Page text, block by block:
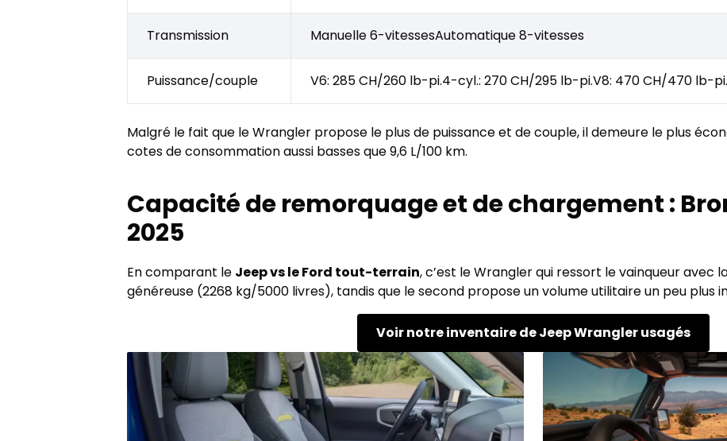
Transmission Manuelle 6-vitessesAutomatique 8-vitesses
Puissance/couple V6: 285 CH/260 lb-pi.4-cyl.: 270 CH/295 lb-pi.V8: 470 CH/470 lb-pi.
Malgré le fait que le Wrangler propose le plus de puissance et de couple, il demeure le plus
cotes de consommation aussi basses que 9,6 L/100 km.
Capacité de remorquage et de chargement :
2025
En comparant le Jeep vs le Ford tout-terrain, c’est le Wrangler qui ressort le vainqueur avec
généreuse (2268 kg/5000 livres), tandis que le second propose un volume utilitaire un peu plus
Voir notre inventaire de Jeep Wrangler usagés